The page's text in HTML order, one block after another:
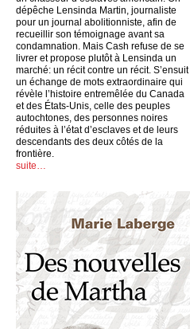
dépêche Lensinda Martin, journaliste
pour un journal abolitionniste, afin de
recueillir son témoignage avant sa
condamnation. Mais Cash refuse de se
livrer et propose plutôt à Lensinda un
marché: un récit contre un récit. S’ensuit
un échange de mots extraordinaire qui
révèle l’histoire entremêlée du Canada
et des États-Unis, celle des peuples
autochtones, des personnes noires
réduites à l’état d’esclaves et de leurs
descendants des deux côtés de la
frontière.
suite…